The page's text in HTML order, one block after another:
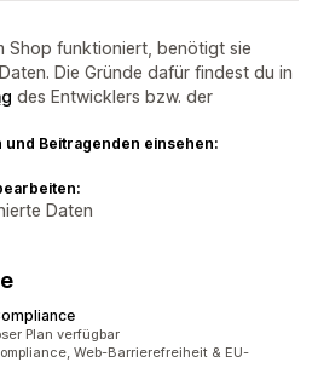
Shop funktioniert, benötigt sie
Die Gründe dafür findest du in
des Entwicklers bzw. der
und Beitragenden einsehen:
Daten
Plan verfügbar
Web-Barrierefreiheit & EU-